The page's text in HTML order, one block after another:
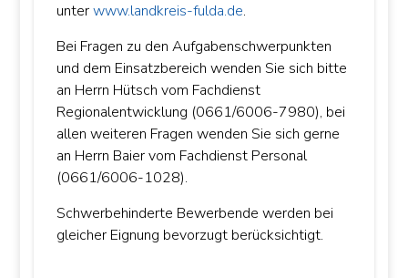
unterwww.landkreis-fulda.de.
Bei Fragen zu den Aufgabenschwerpunkten
und dem Einsatzbereich wenden Sie sich bitte
an Herrn Hütsch vom Fachdienst
Regionalentwicklung (0661/6006-7980), bei
allen weiteren Fragen wenden Sie sich gerne
an Herrn Baier vom Fachdienst Personal
(0661/6006-1028).
Schwerbehinderte Bewerbende werden bei
gleicher Eignung bevorzugt berücksichtigt.